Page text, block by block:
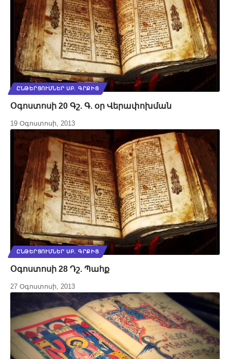
ԸՆԹԵՐՑՈՒՄՆԵՐ ՍԲ. ԳՐՔԻՑ
Օգոստոսի 20 Գշ. Գ. օր Վերափոխման
19 Օգոստոսի, 2013
ԸՆԹԵՐՑՈՒՄՆԵՐ ՍԲ. ԳՐՔԻՑ
Օգոստոսի 28 Դշ. Պահք
27 Օգոստոսի, 2013